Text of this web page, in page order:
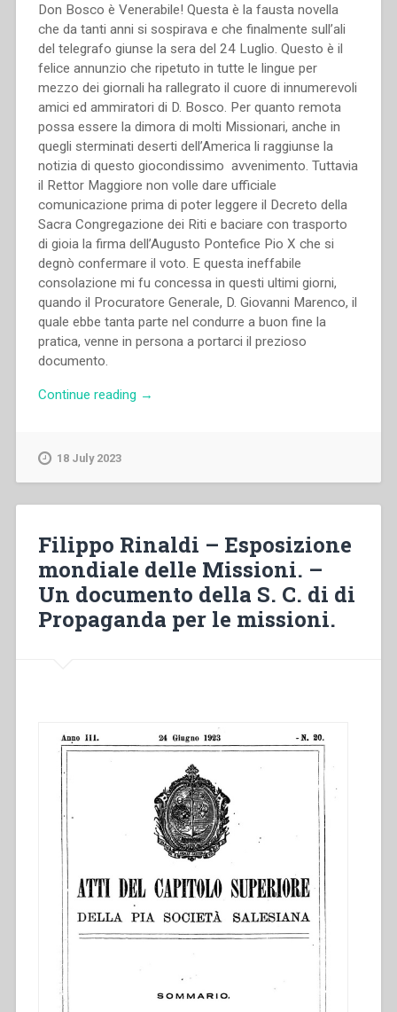
Don Bosco è Venerabile! Questa è la fausta novella
che da tanti anni si sospirava e che finalmente sull’ali
del telegrafo giunse la sera del 24 Luglio. Questo è il
felice annunzio che ripetuto in tutte le lingue per
mezzo dei giornali ha rallegrato il cuore di innumerevoli
amici ed ammiratori di D. Bosco. Per quanto remota
possa essere la dimora di molti Missionari, anche in
quegli sterminati deserti dell’America li raggiunse la
notizia di questo giocondissimo avvenimento. Tuttavia
il Rettor Maggiore non volle dare ufficiale
comunicazione prima di poter leggere il Decreto della
Sacra Congregazione dei Riti e baciare con trasporto
di gioia la firma dell’Augusto Pontefice Pio X che si
degnò confermare il voto. E questa ineffabile
consolazione mi fu concessa in questi ultimi giorni,
quando il Procuratore Generale, D. Giovanni Marenco, il
quale ebbe tanta parte nel condurre a buon fine la
pratica, venne in persona a portarci il prezioso
documento.
Continue reading “Michele
→
18 July 2023
Filippo Rinaldi – Esposizione
mondiale delle Missioni. –
Un documento della S. C. di di
Propaganda per le missioni.